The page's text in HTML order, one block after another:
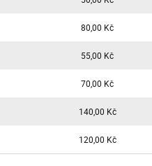
80,00 Kč
55,00 Kč
70,00 Kč
140,00 Kč
120,00 Kč